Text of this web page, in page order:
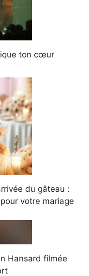
ton cœur
du gâteau :
votre mariage
Hansard filmée